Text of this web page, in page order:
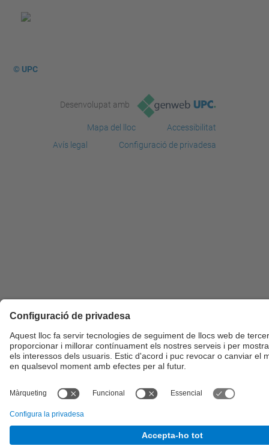
© UPC
Desenvolupat amb
Mapa del lloc
Accessibilitat
Avís legal
Configuració de privadesa